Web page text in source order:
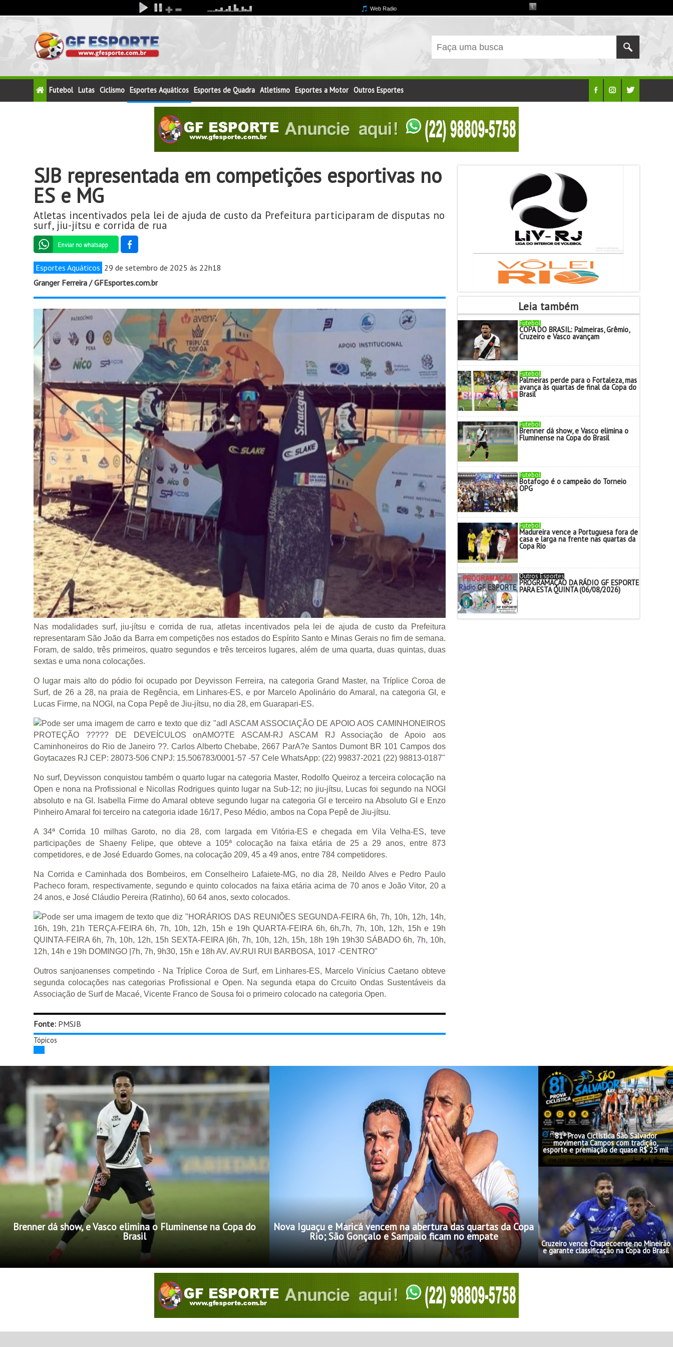
Futebol Lutas Ciclismo Esportes Aquáticos Esportes de Quadra Atletismo Esportes a Motor Outros Esportes
SJB representada em competições esportivas no
ES e MG
Atletas incentivados pela lei de ajuda de custo da Prefeitura participaram de disputas no
surf, jiu-jítsu e corrida de rua
Esportes Aquáticos 29 de setembro de 2025 às 22h18
Granger Ferreira / GFEsportes.com.br
Nas modalidades surf, jiu-jítsu e corrida de rua, atletas incentivados pela lei de ajuda de custo da Prefeitura
representaram São João da Barra em competições nos estados do Espírito Santo e Minas Gerais no fim de semana.
Foram, de saldo, três primeiros, quatro segundos e três terceiros lugares, além de uma quarta, duas quintas, duas
sextas e uma nona colocações.
O lugar mais alto do pódio foi ocupado por Deyvisson Ferreira, na categoria Grand Master, na Tríplice Coroa de
Surf, de 26 a 28, na praia de Regência, em Linhares-ES, e por Marcelo Apolinário do Amaral, na categoria GI, e
Lucas Firme, na NOGI, na Copa Pepê de Jiu-jítsu, no dia 28, em Guarapari-ES.
No surf, Deyvisson conquistou também o quarto lugar na categoria Master, Rodolfo Queiroz a terceira colocação na
Open e nona na Profissional e Nicollas Rodrigues quinto lugar na Sub-12; no jiu-jítsu, Lucas foi segundo na NOGI
absoluto e na GI. Isabella Firme do Amaral obteve segundo lugar na categoria GI e terceiro na Absoluto GI e Enzo
Pinheiro Amaral foi terceiro na categoria idade 16/17, Peso Médio, ambos na Copa Pepê de Jiu-jítsu.
A 34ª Corrida 10 milhas Garoto, no dia 28, com largada em Vitória-ES e chegada em Vila Velha-ES, teve
participações de Shaeny Felipe, que obteve a 105ª colocação na faixa etária de 25 a 29 anos, entre 873
competidores, e de José Eduardo Gomes, na colocação 209, 45 a 49 anos, entre 784 competidores.
Na Corrida e Caminhada dos Bombeiros, em Conselheiro Lafaiete-MG, no dia 28, Neildo Alves e Pedro Paulo
Pacheco foram, respectivamente, segundo e quinto colocados na faixa etária acima de 70 anos e João Vitor, 20 a
24 anos, e José Cláudio Pereira (Ratinho), 60 64 anos, sexto colocados.
Outros sanjoanenses competindo - Na Tríplice Coroa de Surf, em Linhares-ES, Marcelo Vinícius Caetano obteve
segunda colocações nas categorias Profissional e Open. Na segunda etapa do Crcuito Ondas Sustentáveis da
Associação de Surf de Macaé, Vicente Franco de Sousa foi o primeiro colocado na categoria Open.
Fonte: PMSJB
Tópicos
Leia também
Futebol
COPA DO BRASIL: Palmeiras, Grêmio,
Cruzeiro e Vasco avançam
Futebol
Palmeiras perde para o Fortaleza, mas
avança às quartas de final da Copa do
Brasil
Futebol
Brenner dá show, e Vasco elimina o
Fluminense na Copa do Brasil
Futebol
Botafogo é o campeão do Torneio
OPG
Futebol
Madureira vence a Portuguesa fora de
casa e larga na frente nas quartas da
Copa Rio
Outros Esportes
PROGRAMAÇÃO DA RÁDIO GF ESPORTE
PARA ESTA QUINTA (06/08/2026)
Brenner dá show, e Vasco elimina o Fluminense na Copa do
Brasil
Nova Iguaçu e Maricá vencem na abertura das quartas da Copa
Rio; São Gonçalo e Sampaio ficam no empate
81ª Prova Ciclística São Salvador
movimenta Campos com tradição,
esporte e premiação de quase R$ 25 mil
Cruzeiro vence Chapecoense no Mineirão
e garante classificação na Copa do Brasil